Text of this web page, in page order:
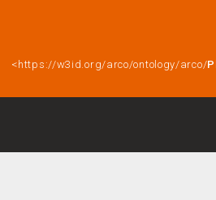
<https://w3id.org/arco/ontology/arco/